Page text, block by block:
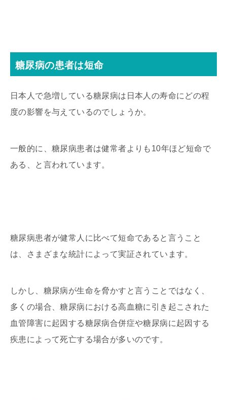
糖尿病の患者は短命
日本人で急増している糖尿病は日本人の寿命にどの程
度の影響を与えているのでしょうか。
一般的に、糖尿病患者は健常者よりも10年ほど短命で
ある、と言われています。
糖尿病患者が健常人に比べて短命であると言うこと
は、さまざまな統計によって実証されています。
しかし、糖尿病が生命を脅かすと言うことではなく、
多くの場合、糖尿病における高血糖に引き起こされた
血管障害に起因する糖尿病合併症や糖尿病に起因する
疾患によって死亡する場合が多いのです。